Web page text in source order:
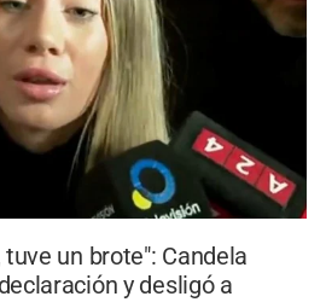
un brote": Candela
y desligó a